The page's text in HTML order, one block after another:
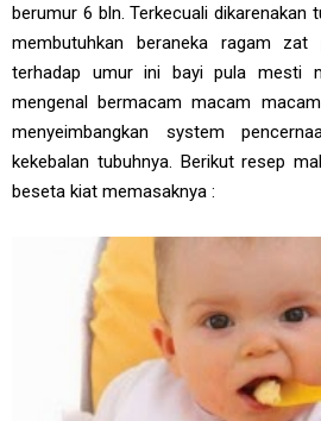
berumur 6 bln. Terkecuali dikarenakan
membutuhkan beraneka ragam zat
terhadap umur ini bayi pula mesti
mengenal bermacam macam
menyeimbangkan system
kekebalan tubuhnya. Berikut resep
beseta kiat memasaknya :